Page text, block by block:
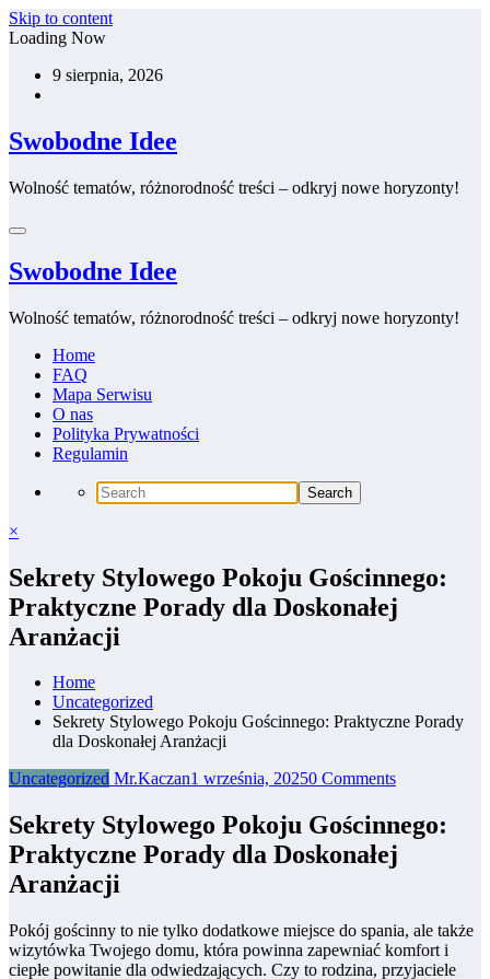
Skip to content
Loading Now
9 sierpnia, 2026
Swobodne Idee
Wolność tematów, różnorodność treści – odkryj nowe horyzonty!
Swobodne Idee
Wolność tematów, różnorodność treści – odkryj nowe horyzonty!
Home
FAQ
Mapa Serwisu
O nas
Polityka Prywatności
Regulamin
×
Sekrety Stylowego Pokoju Gościnnego:
Praktyczne Porady dla Doskonałej
Aranżacji
Home
Uncategorized
Sekrety Stylowego Pokoju Gościnnego: Praktyczne Porady
dla Doskonałej Aranżacji
Uncategorized Mr.Kaczan1 września, 20250 Comments
Sekrety Stylowego Pokoju Gościnnego:
Praktyczne Porady dla Doskonałej
Aranżacji
Pokój gościnny to nie tylko dodatkowe miejsce do spania, ale także
wizytówka Twojego domu, która powinna zapewniać komfort i
ciepłe powitanie dla odwiedzających. Czy to rodzina, przyjaciele